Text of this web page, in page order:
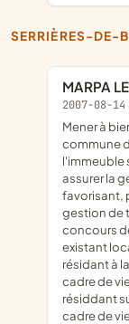
SERRIÈRES-DE-
MARPA
2007-08-14
mener à bien le projet de création de la marpa sur le
commune
l'immeuble
assurer la
favorisant,
gestion de
concours
existant
résidant à
cadre de
résiddant
cadre de